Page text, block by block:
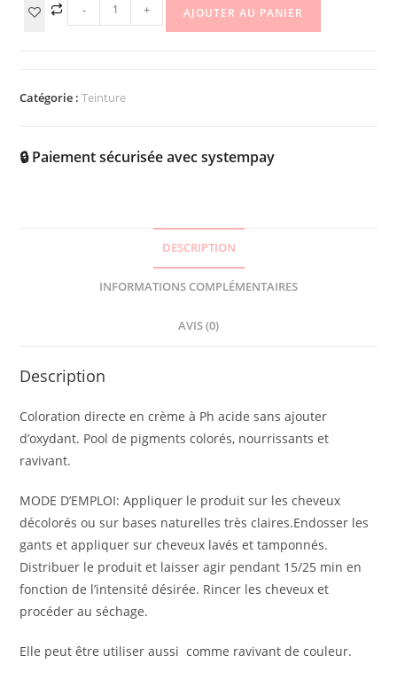
- + AJOUTER AU PANIER
Catégorie :Teinture
🔒 Paiement sécurisée avec systempay
DESCRIPTION
INFORMATIONS COMPLÉMENTAIRES
AVIS (0)
Description
Coloration directe en crème à Ph acide sans ajouter
d’oxydant. Pool de pigments colorés, nourrissants et
ravivant.
MODE D’EMPLOI: Appliquer le produit sur les cheveux
décolorés ou sur bases naturelles très claires.Endosser les
gants et appliquer sur cheveux lavés et tamponnés.
Distribuer le produit et laisser agir pendant 15/25 min en
fonction de l’intensité désirée. Rincer les cheveux et
procéder au séchage.
Elle peut être utiliser aussi comme ravivant de couleur.